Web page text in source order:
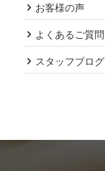
お客様の声
よくあるご質問
スタッフブログ